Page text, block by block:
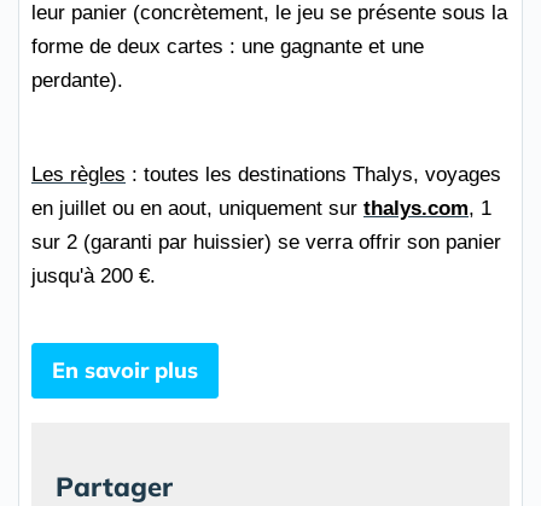
leur panier (concrètement, le jeu se présente sous la
forme de deux cartes : une gagnante et une
perdante).
Les règles : toutes les destinations Thalys, voyages
en juillet ou en aout, uniquement sur thalys.com, 1
sur 2 (garanti par huissier) se verra offrir son panier
jusqu'à 200 €.
En savoir plus
Partager